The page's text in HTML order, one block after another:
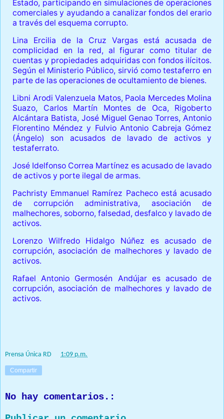
Estado, participando en simulaciones de operaciones
comerciales y ayudando a canalizar fondos del erario
a través del esquema corrupto.
Lina Ercilia de la Cruz Vargas está acusada de
complicidad en la red, al figurar como titular de
cuentas y propiedades adquiridas con fondos ilícitos.
Según el Ministerio Público, sirvió como testaferro en
parte de las operaciones de ocultamiento de bienes.
Libni Arodi Valenzuela Matos, Paola Mercedes Molina
Suazo, Carlos Martín Montes de Oca, Rigoberto
Alcántara Batista, José Miguel Genao Torres, Antonio
Florentino Méndez y Fulvio Antonio Cabreja Gómez
(Ángelo) son acusados de lavado de activos y
testaferrato.
José Idelfonso Correa Martínez es acusado de lavado
de activos y porte ilegal de armas.
Pachristy Emmanuel Ramírez Pacheco está acusado
de corrupción administrativa, asociación de
malhechores, soborno, falsedad, desfalco y lavado de
activos.
Lorenzo Wilfredo Hidalgo Núñez es acusado de
corrupción, asociación de malhechores y lavado de
activos.
Rafael Antonio Germosén Andújar es acusado de
corrupción, asociación de malhechores y lavado de
activos.
Prensa Única RD 1:09 p.m.
Compartir
No hay comentarios.: